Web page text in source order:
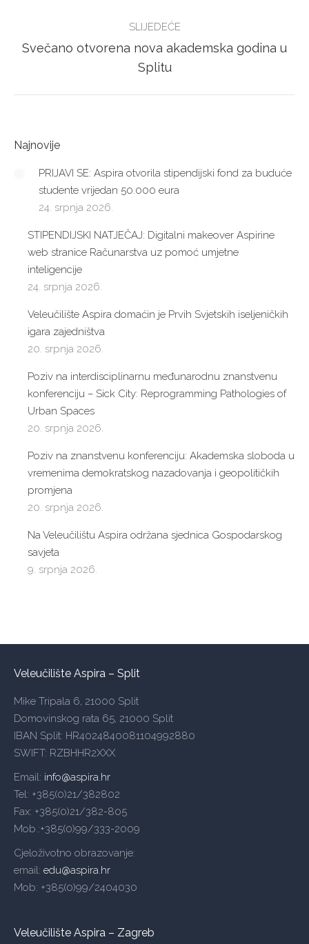
SLIJEDEĆE
Next
post:
Svečano otvorena nova akademska godina u
Splitu
Najnovije
PRIJAVI SE: Aspira otvorila stipendijski fond za buduće
studente vrijedan 50.000 eura
24. srpnja 2026.
STIPENDIJSKI NATJEČAJ: Digitalni makeover Aspirine
web stranice Računarstva uz pomoć umjetne
inteligencije
24. srpnja 2026.
Veleučilište Aspira domaćin je Prvih Svjetskih iseljeničkih
igara zajedništva
20. srpnja 2026.
Poziv na interdisciplinarnu međunarodnu znanstvenu
konferenciju – Sick City: Reprogramming Pathologies of
Urban Spaces
20. srpnja 2026.
Poziv na znanstvenu konferenciju: Akademska sloboda u
vremenima demokratskog nazadovanja i geopolitičkih
promjena
20. srpnja 2026.
Na Veleučilištu Aspira održana sjednica Gospodarskog
savjeta
9. srpnja 2026.
Veleučilište Aspira – Split
Mike Tripala 6, 21000 Split
Domovinskog rata 65, 21000 Split
IBAN Split: HR4024840081104992880
SWIFT: RZBHHR2XXX
Email: info@aspira.hr
Tel: +385(0)21/382802
Fax: +385(0)21/382-805
Mob.:+385(0)99/333-2009
Cjeloživotno obrazovanje:
email: edu@aspira.hr
Mob: +385(0)99/2404030
Veleučilište Aspira – Zagreb